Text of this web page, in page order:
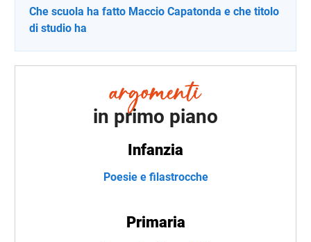
Che scuola ha fatto Maccio Capatonda e che titolo
di studio ha
in primo piano
Infanzia
Poesie e filastrocche
Primaria